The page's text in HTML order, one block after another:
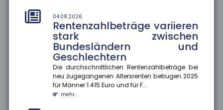
04.08.2026
Rentenzahlbeträge variieren
stark zwischen
Bundesländern und
Geschlechtern
Die durchschnittlichen Rentenzahlbeträge bei
neu zugegangenen Altersrenten betrugen 2025
für Männer 1.415 Euro und für F...
mehr...
mehr...
01.08.2026
Passagierrechte auf Reisen
Verspätungen, ausgefallene Flüge oder verpasste
Anschlussverbindungen können den Sommerurlaub
schnell zum Albtraum mache...
mehr...